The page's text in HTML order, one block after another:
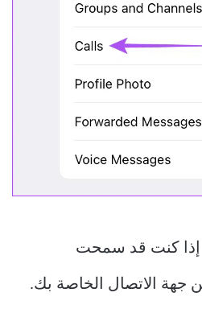
إذا كنت قد سمحت
جهة الاتصال الخاصة بك.